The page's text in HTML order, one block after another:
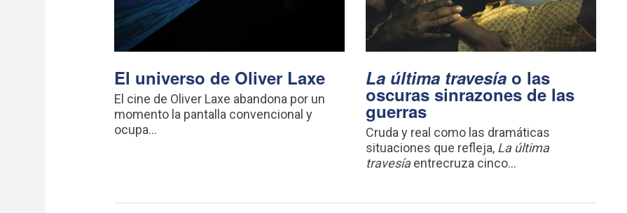
El universo de Oliver Laxe
El cine de Oliver Laxe abandona por un
momento la pantalla convencional y
ocupa...
La última travesía o las
oscuras sinrazones de las
guerras
Cruda y real como las dramáticas
situaciones que refleja, La última
travesíaentrecruza cinco...